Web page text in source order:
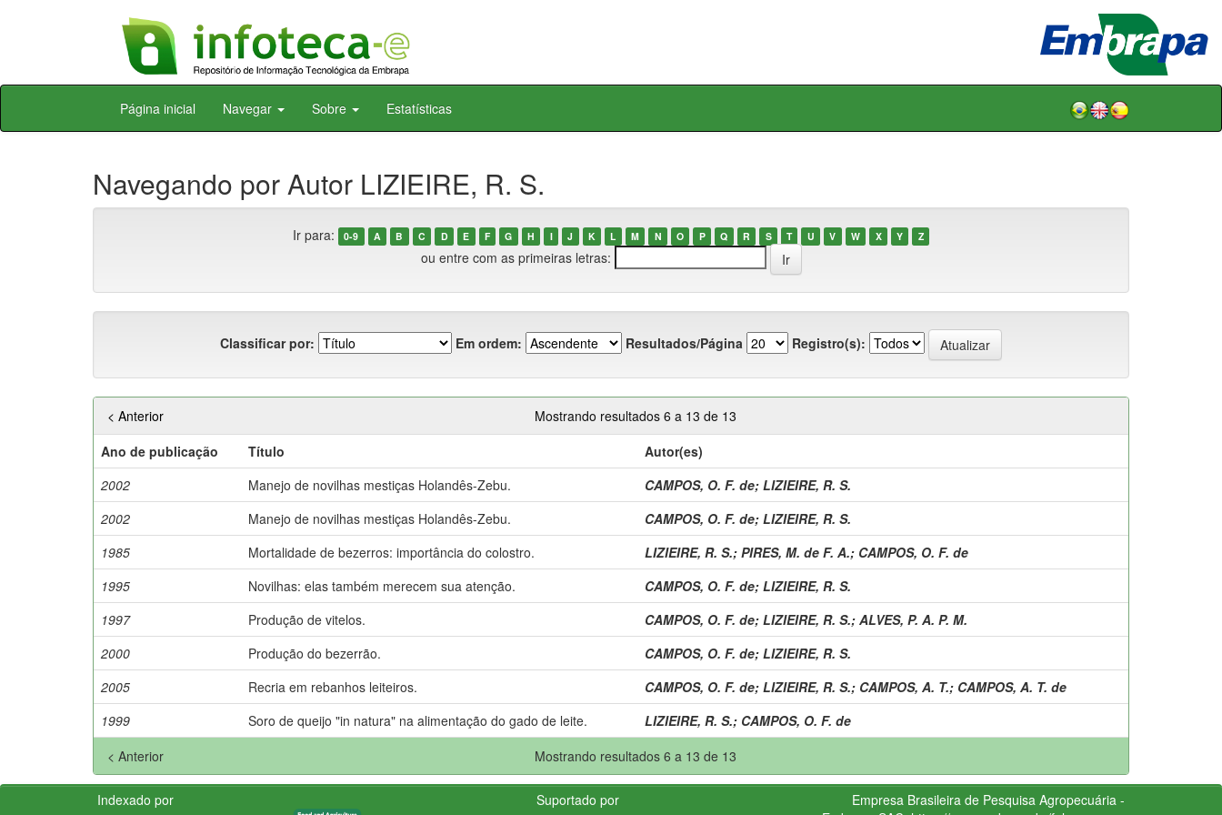
Skip
Página inicial Navegar Sobre Estatísticas
Navegando por Autor LIZIEIRE, R. S.
Ir para: 0-9 A B C D E F G H I J K L M N O P Q R S T U V W X Y Z
ou entre com as primeiras letras:
Classificar por: Em ordem: Resultados/Página Registro(s):
Mostrando resultados 6 a 13 de 13
< Anterior
Ano de publicação
Título
Autor(es)
2002
Manejo de novilhas mestiças Holandês-Zebu. CAMPOS, O. F. de; LIZIEIRE, R. S.
2002
Manejo de novilhas mestiças Holandês-Zebu. CAMPOS, O. F. de; LIZIEIRE, R. S.
1985
Mortalidade de bezerros: importância do colostro. LIZIEIRE, R. S.; PIRES, M. de F. A.; CAMPOS, O. F. de
1995
Novilhas: elas também merecem sua atenção. CAMPOS, O. F. de; LIZIEIRE, R. S.
1997
Produção de vitelos. CAMPOS, O. F. de; LIZIEIRE, R. S.; ALVES, P. A. P. M.
2000
Produção do bezerrão. CAMPOS, O. F. de; LIZIEIRE, R. S.
2005
Recria em rebanhos leiteiros. CAMPOS, O. F. de; LIZIEIRE, R. S.; CAMPOS, A. T.; CAMPOS, A. T. de
1999
Soro de queijo "in natura" na alimentação do gado de leite. LIZIEIRE, R. S.; CAMPOS, O. F. de
Mostrando resultados 6 a 13 de 13
< Anterior
Indexado por Suportado por
Empresa Brasileira de Pesquisa Agropecuária -